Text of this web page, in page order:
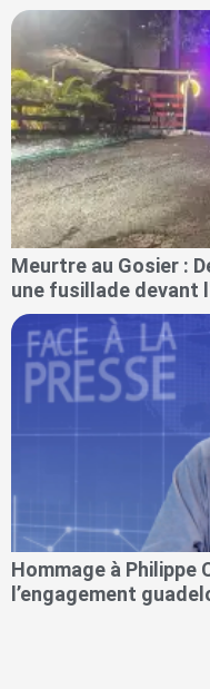
Meurtre au Gosier :
une fusillade devant
Hommage à Philippe
l’engagement